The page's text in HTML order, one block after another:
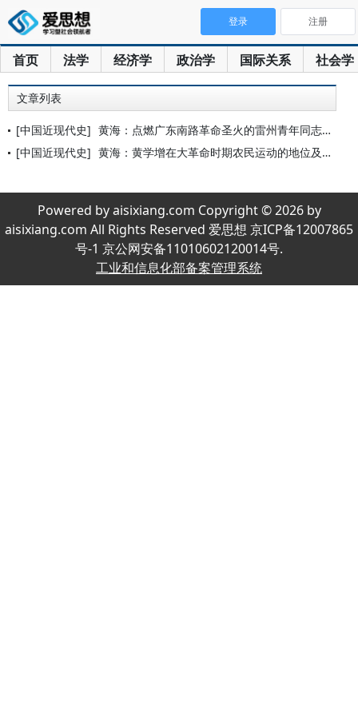
首页 法学 经济学 政治学 国际关系 社会学
登录 注册
文章列表
[中国近现代史] 黄海：点燃广东南路革命圣火的雷州青年同志社
[中国近现代史] 黄海：黄学增在大革命时期农民运动的地位及贡献
Powered by aisixiang.com Copyright © 2026 by
aisixiang.com All Rights Reserved 爱思想 京ICP备12007865
号-1 京公网安备11010602120014号.
工业和信息化部备案管理系统